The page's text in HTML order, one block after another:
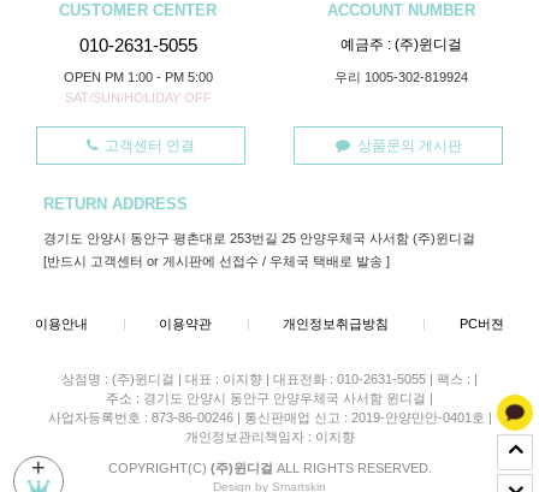
+
CUSTOMER CENTER
010-2631-5055
OPEN PM 1:00 - PM 5:00
SAT/SUN/HOLIDAY OFF
ACCOUNT NUMBER
예금주 : (주)윈디걸
우리 1005-302-819924
고객센터 연결 상품문의 게시판
RETURN ADDRESS
경기도 안양시 동안구 평촌대로 253번길 25 안양우체국 사서함 (주)윈디걸
[반드시 고객센터 or 게시판에 선접수 / 우체국 택배로 발송 ]
이용안내 | 이용약관 | 개인정보취급방침 | PC버젼
상점명 : (주)윈디걸 | 대표 : 이지향 | 대표전화 : 010-2631-5055 | 팩스 : |
주소 : 경기도 안양시 동안구 안양우체국 사서함 윈디걸 |
사업자등록번호 : 873-86-00246 | 통신판매업 신고 : 2019-안양만안-0401호 |
개인정보관리책임자 : 이지향
COPYRIGHT(C) (주)윈디걸 ALL RIGHTS RESERVED.